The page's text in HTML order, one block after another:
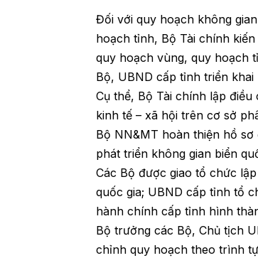
Đối với quy hoạch không
hoạch tỉnh, Bộ Tài chính
quy hoạch vùng, quy hoạch
Bộ, UBND cấp tỉnh triển
Cụ thể, Bộ Tài chính lập
kinh tế – xã hội trên cơ sở
Bộ NN&MT hoàn thiện hồ
phát triển không gian biển
Các Bộ được giao tổ chức
quốc gia; UBND cấp tỉnh tổ
hành chính cấp tỉnh hình
Bộ trưởng các Bộ, Chủ tịch
chỉnh quy hoạch theo trình